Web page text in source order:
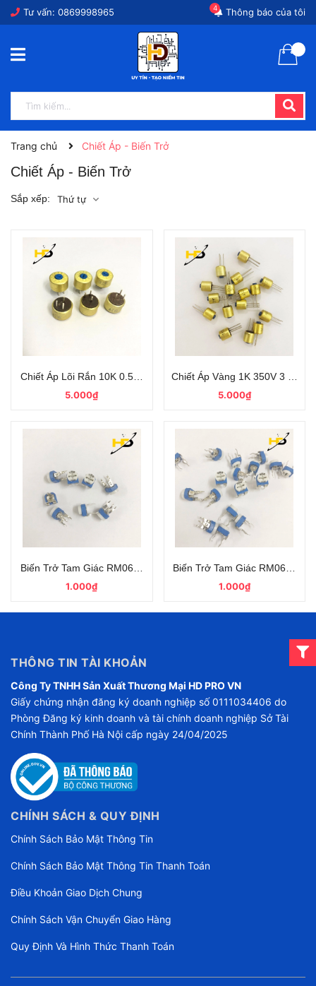
Tư vấn: 0869998965 Thông báo của tôi
4
Trang chủ Chiết Áp - Biến Trở
Chiết Áp - Biến Trở
Sắp xếp: Thứ tự
Chiết Áp Lõi Rắn 10K 0.5W Màu Vàng Màng Cacbon
5.000₫
Chiết Áp Vàng 1K 350V 3 Chân
5.000₫
Biến Trở Tam Giác RM065-103 10K
1.000₫
Biến Trở Tam Giác RM065-302
1.000₫
THÔNG TIN TÀI KHOẢN
Công Ty TNHH Sản Xuất Thương Mại HD PRO VN
Giấy chứng nhận đăng ký doanh nghiệp số 0111034406 do
Phòng Đăng ký kinh doanh và tài chính doanh nghiệp Sở Tài
Chính Thành Phố Hà Nội cấp ngày 24/04/2025
CHÍNH SÁCH & QUY ĐỊNH
Chính Sách Bảo Mật Thông Tin
Chính Sách Bảo Mật Thông Tin Thanh Toán
Điều Khoản Giao Dịch Chung
Chính Sách Vận Chuyển Giao Hàng
Quy Định Và Hình Thức Thanh Toán